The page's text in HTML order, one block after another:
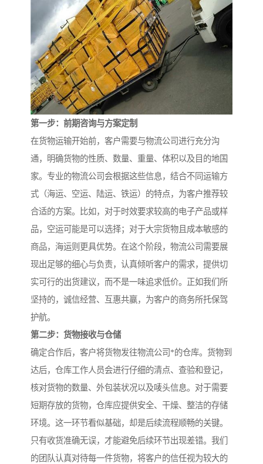
第一步：前期咨询与方案定制
在货物运输开始前，客户需要与物流公司进行充分沟
通，明确货物的性质、数量、重量、体积以及目的地国
家。专业的物流公司会根据这些信息，结合不同运输方
式（海运、空运、陆运、铁运）的特点，为客户推荐较
合适的方案。比如，对于时效要求较高的电子产品或样
品，空运可能是可以选择；对于大宗货物且成本敏感的
商品，海运则更具优势。在这个阶段，物流公司需要展
现出足够的细心与负责，认真倾听客户的需求，提供切
实可行的出货建议，而不是一味追求低价。正如我们所
坚持的，诚信经营、互惠共赢，为客户的商务所托保驾
护航。
第二步：货物接收与仓储
确定合作后，客户将货物发往物流公司*的仓库。货物到
达后，仓库工作人员会进行仔细的清点、查验和登记，
核对货物的数量、外包装状况以及唛头信息。对于需要
短期存放的货物，仓库应提供安全、干燥、整洁的存储
环境。这一环节看似基础，却是后续流程顺畅的关键。
只有收货准确无误，才能避免后续环节出现差错。我们
的团队认真对待每一件货物，将客户的信任视为较大的